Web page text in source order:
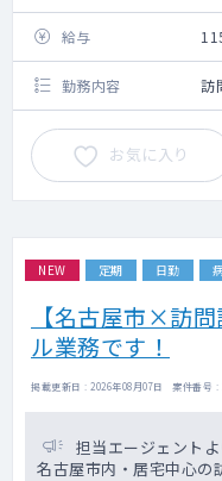
給与
勤務内容 訪
お気に入り
NEW 定期 日勤
【名古屋市×訪
ル業務です！
掲載更新日 : 2026年08月07日 案件番号 :
担当エージェントよ
名古屋市内・居宅中心の